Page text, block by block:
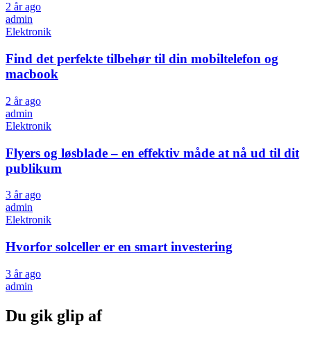
2 år ago
admin
Elektronik
Find det perfekte tilbehør til din mobiltelefon og
macbook
2 år ago
admin
Elektronik
Flyers og løsblade – en effektiv måde at nå ud til dit
publikum
3 år ago
admin
Elektronik
Hvorfor solceller er en smart investering
3 år ago
admin
Du gik glip af